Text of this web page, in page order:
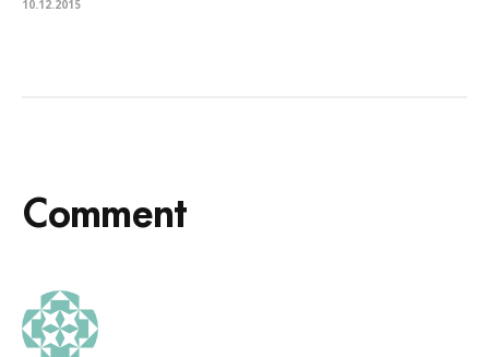
10.12.2015
Comment